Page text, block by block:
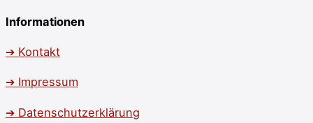
Informationen
➔ Kontakt
➔ Impressum
➔ Datenschutzerklärung